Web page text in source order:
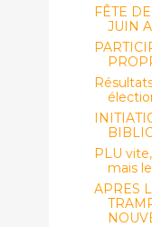
FÊTE
JUIN
PLU
mais
APRES